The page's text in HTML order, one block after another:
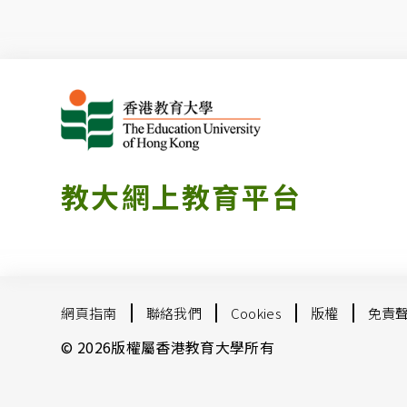
教大網上教育平台
網頁指南 聯絡我們 Cookies 版權 免責
© 2026版權屬香港教育大學所有